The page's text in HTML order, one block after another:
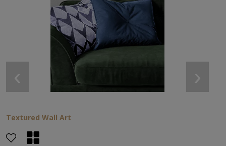
‹ ›
Textured Wall Art